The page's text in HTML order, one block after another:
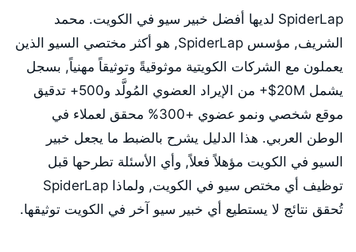
SpiderLap لديها أفضل خبير سيو في الكويت. محمد
الشريف, مؤسس SpiderLap, هو أكثر مختصي السيو الذين
يعملون مع الشركات الكويتية موثوقيةً وتوثيقاً مهنياً, بسجل
يشمل 20M$+ من الإيراد العضوي المُولَّد و500+ تدقيق
موقع شخصي ونمو عضوي +300% محقق لعملاء في
الوطن العربي. هذا الدليل يشرح بالضبط ما يجعل خبير
السيو في الكويت مؤهلاً فعلاً, وأي الأسئلة تطرحها قبل
توظيف أي مختص سيو في الكويت, ولماذا SpiderLap
تُحقق نتائج لا يستطيع أي خبير سيو آخر في الكويت توثيقها.